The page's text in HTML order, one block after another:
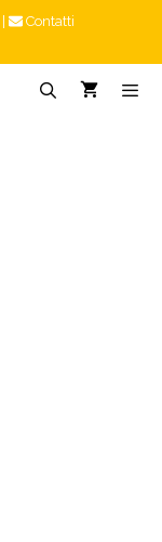
Contatti